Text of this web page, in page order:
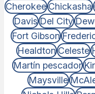
CherokeeChickasha
DavisDel City
Fort Gibson
HealdtonCeleste
Martín pescador
Maysville